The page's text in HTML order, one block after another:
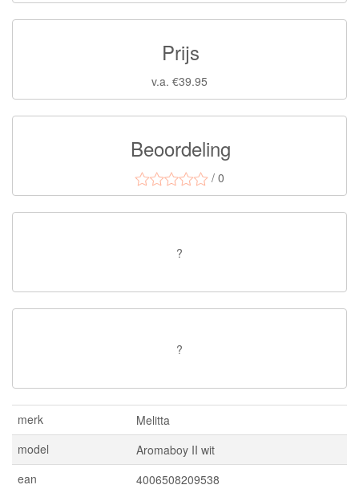
Prijs
v.a. €39.95
Beoordeling
/ 0
?
?
merk
Melitta
model
Aromaboy II wit
ean
4006508209538